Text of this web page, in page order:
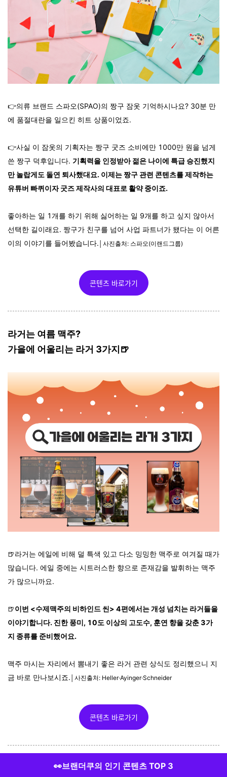
👉의류 브랜드 스파오(SPAO)의 짱구 잠옷 기억하시나요? 30분 만
에 품절대란을 일으킨 히트 상품이었죠.
👉사실 이 잠옷의 기획자는 짱구 굿즈 소비에만 1000만 원을 넘게
쓴 짱구 덕후입니다. 기획력을 인정받아 젊은 나이에 특급 승진했지
만 놀랍게도 돌연 퇴사했대요. 이제는 짱구 관련 콘텐츠를 제작하는
유튜버 빠퀴이자 굿즈 제작사의 대표로 활약 중이죠.
좋아하는 일 1개를 하기 위해 싫어하는 일 9개를 하고 싶지 않아서
선택한 길이래요. 짱구가 친구를 넘어 사업 파트너가 됐다는 이 어른
이의 이야기를 들어봤습니다. │사진출처: 스파오(이랜드그룹)
콘텐츠 바로가기
라거는 여름 맥주?
가을에 어울리는 라거 3가지🍺
🍺라거는 에일에 비해 덜 특색 있고 다소 밍밍한 맥주로 여겨질 때가
많습니다. 에일 중에는 시트러스한 향으로 존재감을 발휘하는 맥주
가 많으니까요.
🍺이번 <수제맥주의 비하인드 씬> 4편에서는 개성 넘치는 라거들을
이야기합니다. 진한 풍미, 10도 이상의 고도수, 훈연 향을 갖춘 3가
지 종류를 준비했어요.
맥주 마시는 자리에서 뽐내기 좋은 라거 관련 상식도 정리했으니 지
금 바로 만나보시죠. │사진출처: Heller·Ayinger·Schneider
콘텐츠 바로가기
👀브랜더쿠의 인기 콘텐츠 TOP 3